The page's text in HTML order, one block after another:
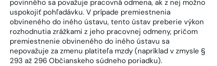
povinného sa považuje pracovná odmena, ak z nej možno
uspokojiť pohľadávku. V prípade premiestnenia
obvineného do iného ústavu, tento ústav preberie výkon
rozhodnutia zrážkami z jeho pracovnej odmeny, pričom
premiestnenie obvineného do iného ústavu sa
nepovažuje za zmenu platiteľa mzdy (napríklad v zmysle §
293 až 296 Občianskeho súdneho poriadku).